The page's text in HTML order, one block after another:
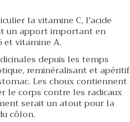
la vitamine C, l'acide
un apport important en
et vitamine A.
depuis les temps
reminéralisant et apéritif.
Les choux contiennent
le corps contre les radicaux
serait un atout pour la
côlon.